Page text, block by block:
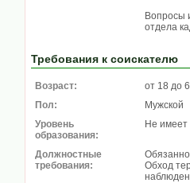
Вопросы
отдела
Требования к соискателю
Возраст:
от 18 до
Пол:
Мужской
Уровень
образования:
Не имеет
Должностные
требования:
Обход